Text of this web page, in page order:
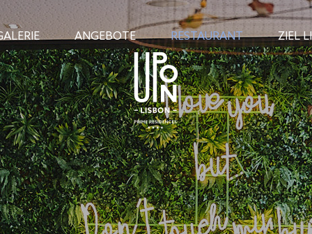
ANGEBOTE RESTAURANT ZIEL